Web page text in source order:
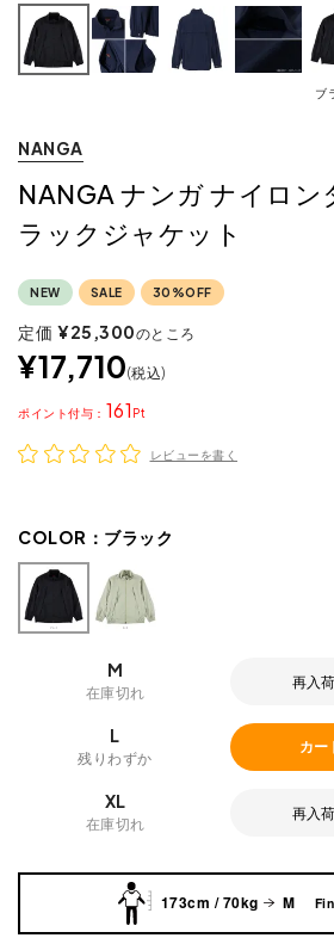
ブ
NANGA
NANGA ナンガ ナイロン
ラックジャケット
NEW SALE 30%OFF
定価 ¥25,300のところ
¥17,710 税込
161
ポイント
レビューを書く
COLOR： ブラック
M
在庫切れ
再入
L
残りわずか
カー
XL
在庫切れ
再入
173cm / 70kg M